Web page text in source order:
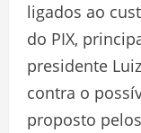
ligados ao
do PIX,
presidente
contra o
proposto